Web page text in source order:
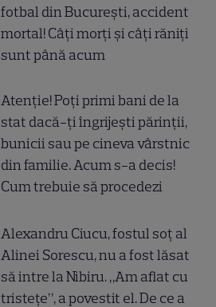
fotbal din București, accident
mortal! Câți morți și câți răniți
sunt până acum
Atenție! Poți primi bani de la
stat dacă-ți îngrijești părinții,
bunicii sau pe cineva vârstnic
din familie. Acum s-a decis!
Cum trebuie să procedezi
Alexandru Ciucu, fostul soț al
Alinei Sorescu, nu a fost lăsat
să intre la Nibiru. „Am aflat cu
tristețe”, a povestit el. De ce a